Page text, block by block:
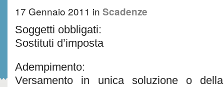
17 Gennaio 2011 in Scadenze
Soggetti obbligati:
Sostituti d’imposta
Adempimento:
Versamento in unica soluzione o della